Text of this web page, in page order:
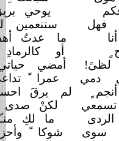
بريق ٌ خادع
بالثراءْ
لحظةًَ بالصفاءْ
؟
أهفو للمنىوالرجاءْ
قد ذراه الهواءْ
بالأسى
والعزاءْ
تداعى ثم أضحى خواء
احساسكِ ذاك
السناءْ
الغرور فاق النداء
منـّي غزلا ً أو
رثاءْ
ويلقى الشقاءْ